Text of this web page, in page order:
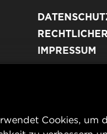
IMPRESSUM
Cookies, um